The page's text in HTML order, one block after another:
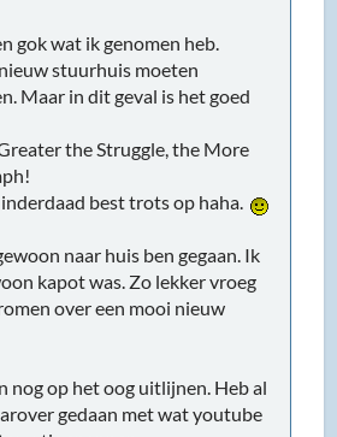
nog op het oog uitlijnen. Heb al
gedaan met wat youtube
spannen.
watch?
naar huis te rijden. Dan nog
voor het echte uitlijnen en